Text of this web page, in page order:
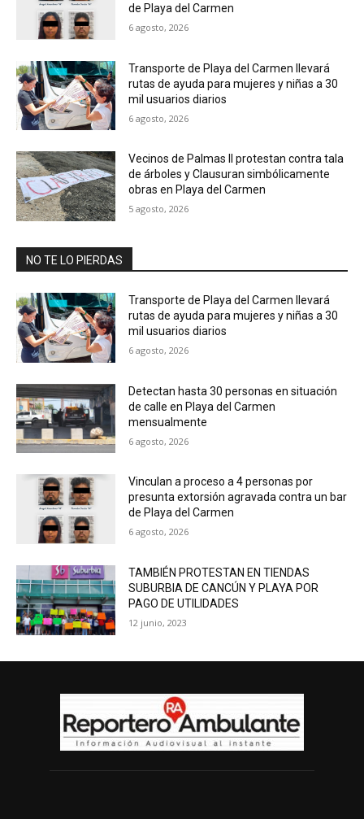
de Playa del Carmen
6 agosto, 2026
Transporte de Playa del Carmen llevará
rutas de ayuda para mujeres y niñas a 30
mil usuarios diarios
6 agosto, 2026
Vecinos de Palmas II protestan contra tala
de árboles y Clausuran simbólicamente
obras en Playa del Carmen
5 agosto, 2026
NO TE LO PIERDAS
Transporte de Playa del Carmen llevará
rutas de ayuda para mujeres y niñas a 30
mil usuarios diarios
6 agosto, 2026
Detectan hasta 30 personas en situación
de calle en Playa del Carmen
mensualmente
6 agosto, 2026
Vinculan a proceso a 4 personas por
presunta extorsión agravada contra un bar
de Playa del Carmen
6 agosto, 2026
TAMBIÉN PROTESTAN EN TIENDAS
SUBURBIA DE CANCÚN Y PLAYA POR
PAGO DE UTILIDADES
12 junio, 2023